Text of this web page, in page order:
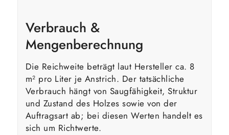
Verbrauch &
Mengenberechnung
Die Reichweite beträgt laut Hersteller ca. 8
m² pro Liter je Anstrich. Der tatsächliche
Verbrauch hängt von Saugfähigkeit, Struktur
und Zustand des Holzes sowie von der
Auftragsart ab; bei diesen Werten handelt es
sich um Richtwerte.